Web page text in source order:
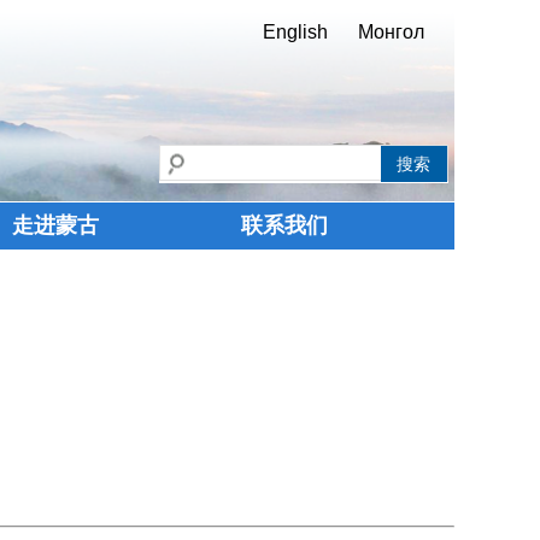
English Монгол
走进蒙古 联系我们